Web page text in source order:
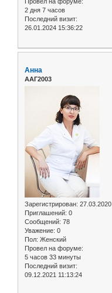
2 дня 7 часов
Последний визит:
26.01.2024 15:36:22
Анна
ААГ2003
Зарегистрирован: 27.03.2020
Приглашений: 0
Сообщений: 78
Уважение: 0
Пол: Женский
Провел на форуме:
5 часов 33 минуты
Последний визит:
09.12.2021 11:13:24